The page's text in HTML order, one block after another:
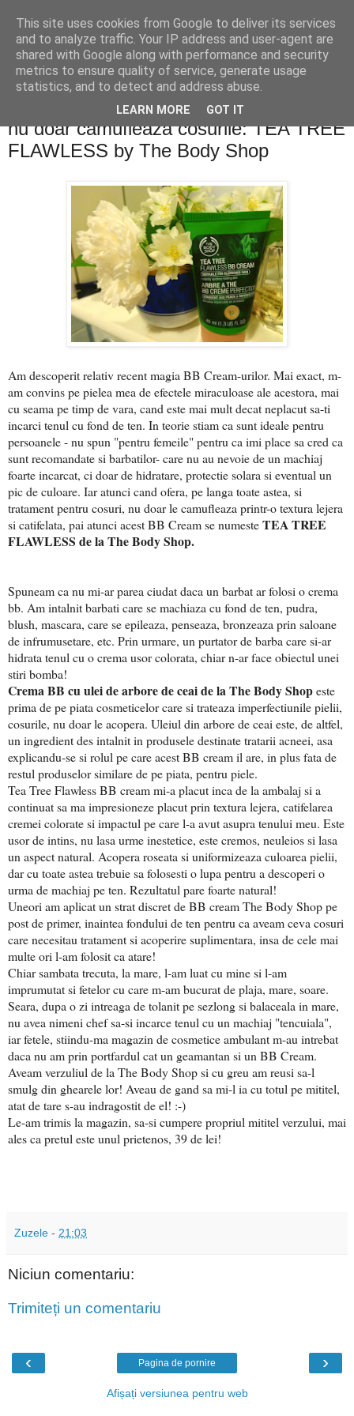
PentruDive.ro
vineri, 20 iunie 2014
Un BB Cream care si trateaza acneea,
nu doar camufleaza cosurile: TEA TREE
FLAWLESS by The Body Shop
Am descoperit relativ recent magia BB Cream-urilor. Mai exact, m-
am convins pe pielea mea de efectele miraculoase ale acestora, mai
cu seama pe timp de vara, cand este mai mult decat neplacut sa-ti
incarci tenul cu fond de ten. In teorie stiam ca sunt ideale pentru
persoanele - nu spun "pentru femeile" pentru ca imi place sa cred ca
sunt recomandate si barbatilor- care nu au nevoie de un machiaj
foarte incarcat, ci doar de hidratare, protectie solara si eventual un
pic de culoare. Iar atunci cand ofera, pe langa toate astea, si
tratament pentru cosuri, nu doar le camufleaza printr-o textura lejera
si catifelata, pai atunci acest BB Cream se numesteTEA TREE
FLAWLESS de la The Body Shop.
Spuneam ca nu mi-ar parea ciudat daca un barbat ar folosi o crema
bb. Am intalnit barbati care se machiaza cu fond de ten, pudra,
blush, mascara, care se epileaza, penseaza, bronzeaza prin saloane
de infrumusetare, etc. Prin urmare, un purtator de barba care si-ar
hidrata tenul cu o crema usor colorata, chiar n-ar face obiectul unei
stiri bomba!
Crema BB cu ulei de arbore de ceai de la The Body Shopeste
prima de pe piata cosmeticelor care si trateaza imperfectiunile pielii,
cosurile, nu doar le acopera. Uleiul din arbore de ceai este, de altfel,
un ingredient des intalnit in produsele destinate tratarii acneei, asa
explicandu-se si rolul pe care acest BB cream il are, in plus fata de
restul produselor similare de pe piata, pentru piele.
Tea Tree Flawless BB cream mi-a placut inca de la ambalaj si a
continuat sa ma impresioneze placut prin textura lejera, catifelarea
cremei colorate si impactul pe care l-a avut asupra tenului meu. Este
usor de intins, nu lasa urme inestetice, este cremos, neuleios si lasa
un aspect natural. Acopera roseata si uniformizeaza culoarea pielii,
dar cu toate astea trebuie sa folosesti o lupa pentru a descoperi o
urma de machiaj pe ten. Rezultatul pare foarte natural!
Uneori am aplicat un strat discret de BB cream The Body Shop pe
post de primer, inaintea fondului de ten pentru ca aveam ceva cosuri
care necesitau tratament si acoperire suplimentara, insa de cele mai
multe ori l-am folosit ca atare!
Chiar sambata trecuta, la mare, l-am luat cu mine si l-am
imprumutat si fetelor cu care m-am bucurat de plaja, mare, soare.
Seara, dupa o zi intreaga de tolanit pe sezlong si balaceala in mare,
nu avea nimeni chef sa-si incarce tenul cu un machiaj "tencuiala",
iar fetele, stiindu-ma magazin de cosmetice ambulant m-au intrebat
daca nu am prin portfardul cat un geamantan si un BB Cream.
Aveam verzuliul de la The Body Shop si cu greu am reusi sa-l
smulg din ghearele lor! Aveau de gand sa mi-l ia cu totul pe mititel,
atat de tare s-au indragostit de el! :-)
Le-am trimis la magazin, sa-si cumpere propriul mititel verzului, mai
ales ca pretul este unul prietenos, 39 de lei!
Zuzele - 21:03
Niciun comentariu:
Trimiteți un comentariu
‹ ›
Pagina de pornire
Afișați versiunea pentru web
This site uses cookies from Google to deliver its services
and to analyze traffic. Your IP address and user-agent are
shared with Google along with performance and security
metrics to ensure quality of service, generate usage
statistics, and to detect and address abuse.
LEARN MORE GOT IT